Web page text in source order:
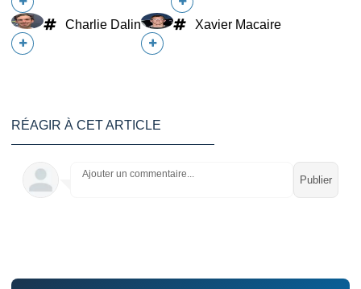
Charlie Dalin Xavier Macaire
RÉAGIR À CET ARTICLE
Ajouter un commentaire...